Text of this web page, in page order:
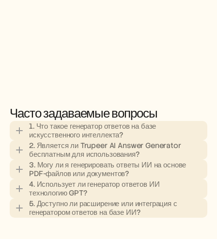
Часто задаваемые вопросы
1. Что такое генератор ответов на базе
искусственного интеллекта?
2. Является ли Trupeer AI Answer Generator
бесплатным для использования?
3. Могу ли я генерировать ответы ИИ на основе
PDF-файлов или документов?
4. Использует ли генератор ответов ИИ
технологию GPT?
5. Доступно ли расширение или интеграция с
генератором ответов на базе ИИ?